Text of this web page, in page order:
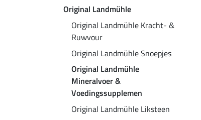
Original Landmühle
Original Landmühle Kracht- &
Ruwvour
Original Landmühle Snoepjes
Original Landmühle
Mineralvoer &
Voedingssupplemen
Original Landmühle Liksteen